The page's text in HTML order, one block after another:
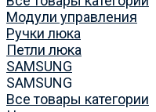
Модули управления
Ручки люка
Петли люка
SAMSUNG
SAMSUNG
Все товары категории